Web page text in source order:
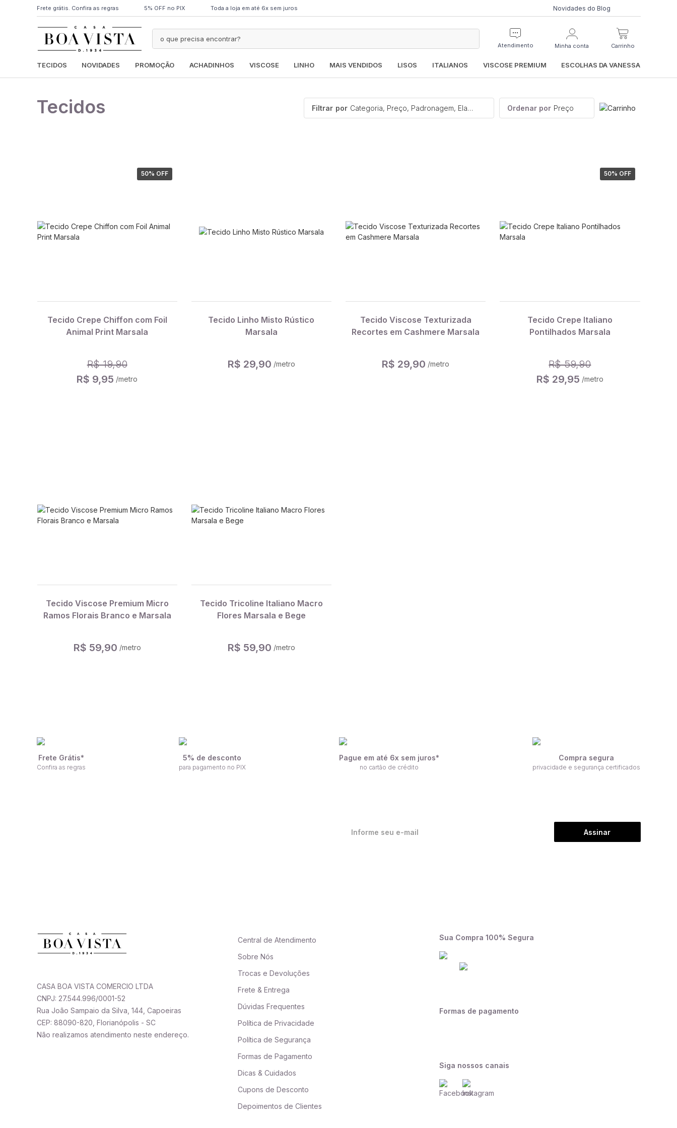
Frete grátis. Confira as regras 5% OFF no PIX Toda a loja em até 6x sem juros Novidades do Blog
Atendimento Minha conta Carrinho
TECIDOS NOVIDADES PROMOÇÃO ACHADINHOS VISCOSE LINHO MAIS VENDIDOS LISOS ITALIANOS VISCOSE PREMIUM ESCOLHAS DA VANESSA
Tecidos Filtrar por Categoria, Preço, Padronagem, Elasticidade Ordenar por Preço
50% OFF
Tecido Crepe Chiffon com Foil
Animal Print Marsala
R$ 19,90
R$ 9,95 /metro
Tecido Linho Misto Rústico
Marsala
R$ 29,90 /metro
Tecido Viscose Texturizada
Recortes em Cashmere Marsala
R$ 29,90 /metro
50% OFF
Tecido Crepe Italiano
Pontilhados Marsala
R$ 59,90
R$ 29,95 /metro
Tecido Viscose Premium Micro
Ramos Florais Branco e Marsala
R$ 59,90 /metro
Tecido Tricoline Italiano Macro
Flores Marsala e Bege
R$ 59,90 /metro
Frete Grátis*
Confira as regras
5% de desconto
para pagamento no PIX
Pague em até 6x sem juros*
no cartão de crédito
Compra segura
privacidade e segurança certificados
Assinar
CASA BOA VISTA COMERCIO LTDA
CNPJ: 27.544.996/0001-52
Rua João Sampaio da Silva, 144, Capoeiras
CEP: 88090-820, Florianópolis - SC
Não realizamos atendimento neste endereço.
Central de Atendimento
Sobre Nós
Trocas e Devoluções
Frete & Entrega
Dúvidas Frequentes
Política de Privacidade
Política de Segurança
Formas de Pagamento
Dicas & Cuidados
Cupons de Desconto
Depoimentos de Clientes
Sua Compra 100% Segura
Formas de pagamento
Siga nossos canais